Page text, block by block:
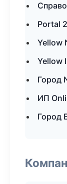
Portal
Yellow
Yellow
Город
ИП
Город